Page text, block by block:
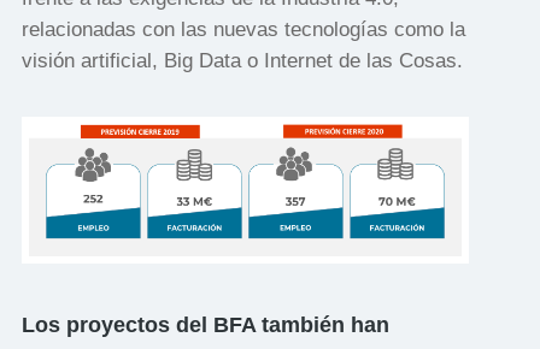
relacionadas con las nuevas tecnologías como la
visión artificial, Big Data o Internet de las Cosas.
Los proyectos del BFA también han